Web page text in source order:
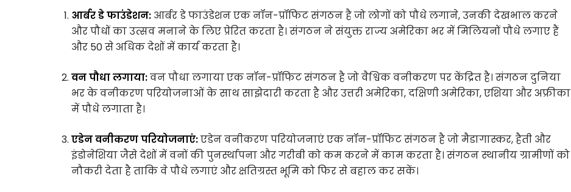
आर्बर डे फाउंडेशन: आर्बर डे फाउंडेशन एक नॉन-प्रॉफिट संगठन है जो लोगों को पौधे लगाने, उनकी देखभाल करने
और पौधों का उत्सव मनाने के लिए प्रेरित करता है। संगठन ने संयुक्त राज्य अमेरिका भर में मिलियनों पौधे लगाए हैं
और 50 से अधिक देशों में कार्य करता है।
वन पौधा लगाया:वन पौधा लगाया एक नॉन-प्रॉफिट संगठन है जो वैश्विक वनीकरण पर केंद्रित है। संगठन दुनिया
भर के वनीकरण परियोजनाओं के साथ साझेदारी करता है और उत्तरी अमेरिका, दक्षिणी अमेरिका, एशिया और अफ्रीका
में पौधे लगाता है।
एडेन वनीकरण परियोजनाएं:एडेन वनीकरण परियोजनाएं एक नॉन-प्रॉफिट संगठन है जो मैडागास्कर, हैती और
इंडोनेशिया जैसे देशों में वनों की पुनर्स्थापना और गरीबी को कम करने में काम करता है। संगठन स्थानीय ग्रामीणों को
नौकरी देता है ताकि वे पौधे लगाएं और क्षतिग्रस्त भूमि को फिर से बहाल कर सकें।